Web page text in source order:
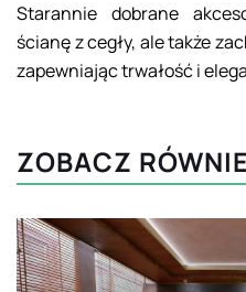
Starannie dobrane
ścianę z cegły, ale także
zapewniając trwałość i
ZOBACZ